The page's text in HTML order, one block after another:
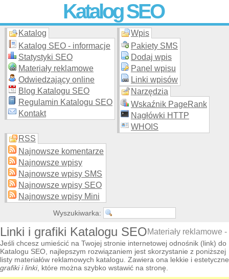
Katalog SEO
Skuteczna i promocja stron WWW –
moderowanego katalogu za darmo!
Katalog
Katalog SEO - informacje
Statystyki SEO
Materiały reklamowe
Odwiedzający online
Blog Katalogu SEO
Regulamin Katalogu SEO
Kontakt
Wpis
Pakiety SMS
Dodaj wpis
Panel wpisu
Linki wpisów
Narzędzia
Wskaźnik PageRank
Nagłówki HTTP
WHOIS
RSS
Najnowsze komentarze
Najnowsze wpisy
Najnowsze wpisy SMS
Najnowsze wpisy SEO
Najnowsze wpisy Mini
Wyszukiwarka:
Linki i grafiki Katalogu SEOMateriały reklamowe -
Jeśli chcesz umieścić na Twojej stronie internetowej odnośnik (link) do
Katalogu SEO, najlepszym rozwiązaniem jest skorzystanie z poniższej
listy materiałów reklamowych katalogu. Zawiera ona lekkie i estetyczne
grafiki i linki, które można szybko wstawić na stronę.